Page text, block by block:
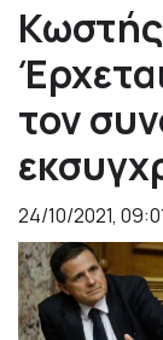
τον
24/10/2021,